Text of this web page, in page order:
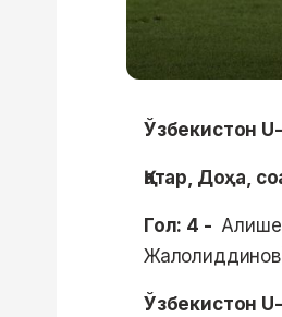
Ўзбекистон
Қатар, Доҳа,
Гол: 4 -
Ўзбекистон